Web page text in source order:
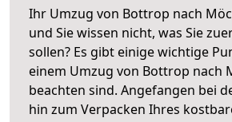
Ihr Umzug von Bottrop nach
und Sie wissen nicht, was Sie
sollen? Es gibt einige wichtige
einem Umzug von Bottrop nach
beachten sind. Angefangen bei
hin zum Verpacken Ihres